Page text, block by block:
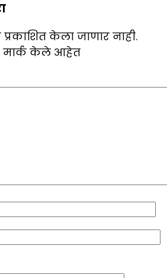
केला जाणार नाही.
मार्क केले आहेत